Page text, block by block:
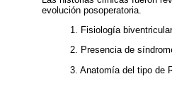
evolución posoperatoria.
1. Fisiología
2. Presencia de
3. Anatomía del tipo de